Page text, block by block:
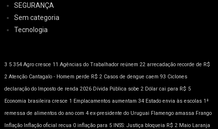
SEGURANÇA
Sem categoria
Tecnologia
3 5 354 Agro cresce 11 Agências do Trabalhador reúnem 22 arrecadação recorde de R$
2 Atenção Cantagalo - Homem perde R$ 2 Casos de dengue caem 93 Ciclones
declaração do Imposto de renda 2026 Dívida Pública sobe 2 Dólar cai para R$ 5
Economia brasileira cresce 1 Emplacamentos aumentam 34 Estado envia às escolas 1ª
remessa de alimentos do ano com 4 ex-presidente do Uruguai Flamengo amassa Frango
Inflação Inflação oficial recua 0 inflação para 5 INSS: Justiça bloqueia R$ 2 Maio Laranja